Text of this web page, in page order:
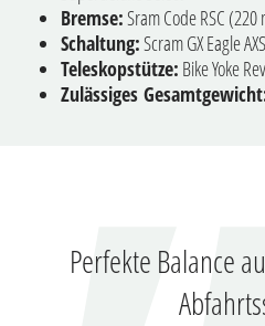
Bremse:Sram Code RSC
Schaltung:Scram GX Eagle
Teleskopstütze: Bike Yoke
Zulässiges
Perfekte Balance